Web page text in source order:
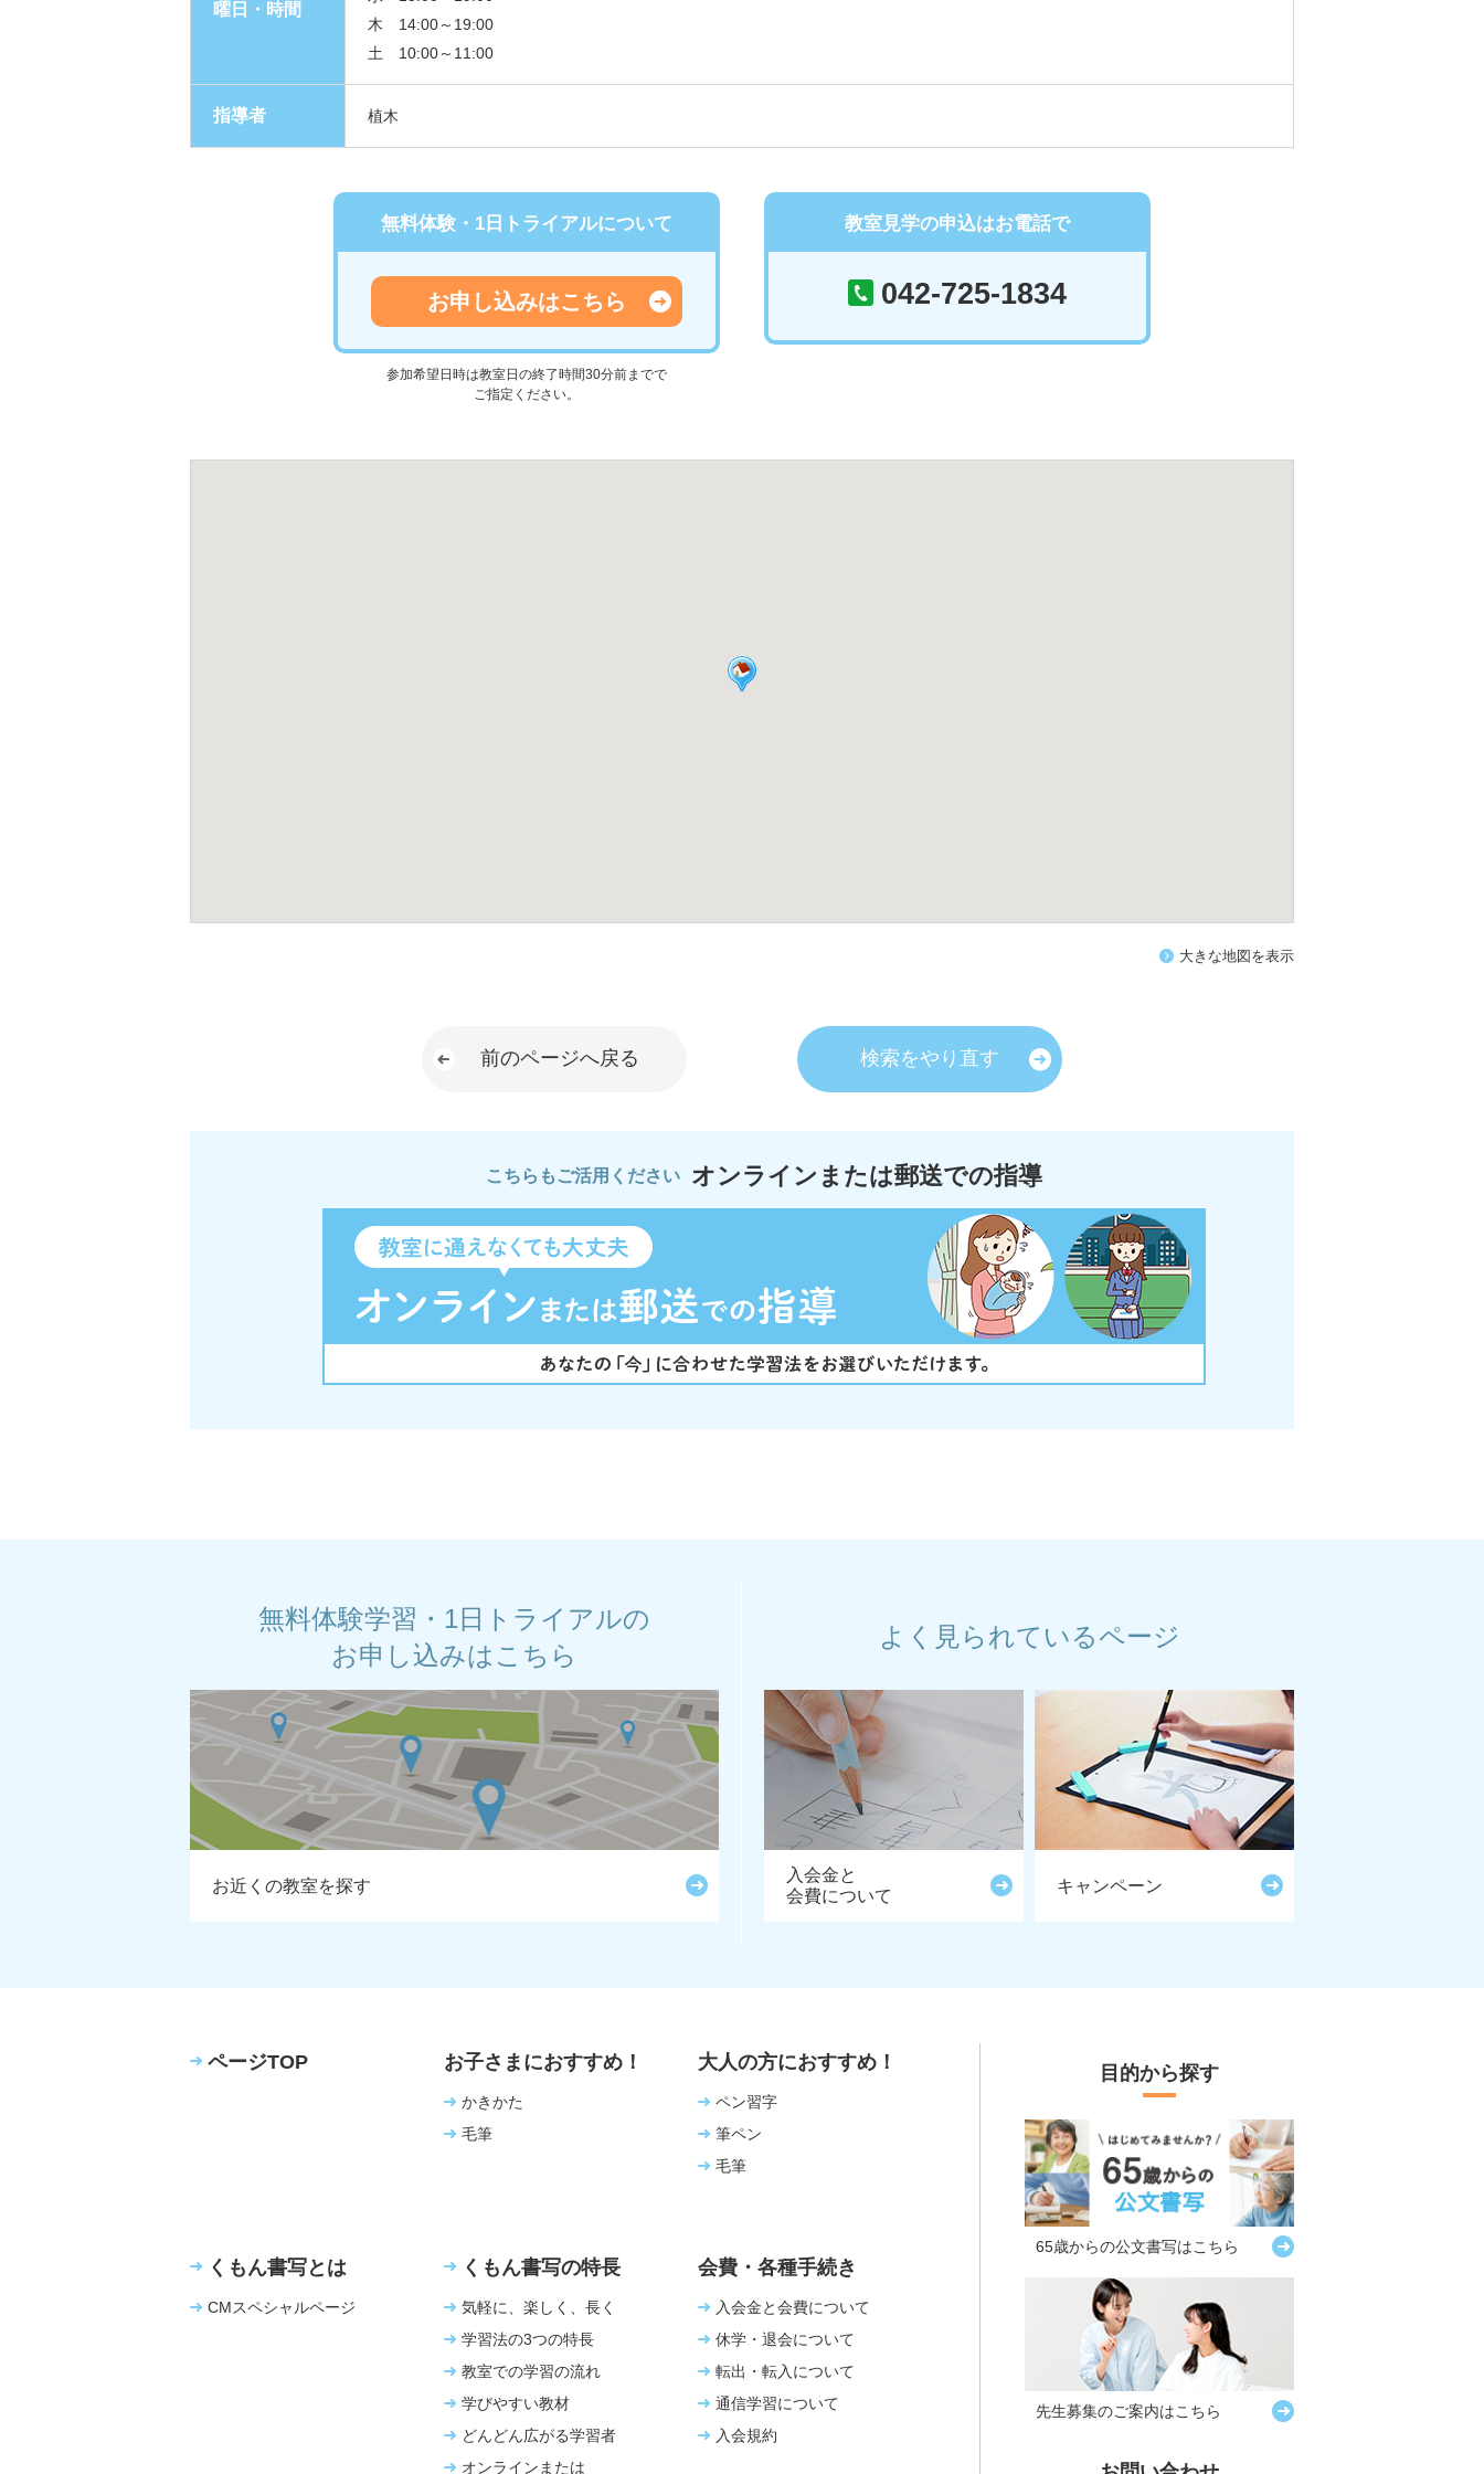
曜日・時間
木 14:00～19:00
土 10:00～11:00
指導者 植木
無料体験・1日トライアルについて
お申し込みはこちら
参加希望日時は教室日の終了時間30分前までで
ご指定ください。
教室見学の申込はお電話で
042-725-1834
大きな地図を表示
前のページへ戻る 検索をやり直す
こちらもご活用ください オンラインまたは郵送での指導
無料体験学習・1日トライアルの
お申し込みはこちら
お近くの教室を探す
よく見られているページ
入会金と
会費について
キャンペーン
ページTOP お子さまにおすすめ！
かきかた
毛筆
大人の方におすすめ！
ペン習字
筆ペン
毛筆
くもん書写とは
CMスペシャルページ
くもん書写の特長
気軽に、楽しく、長く
学習法の3つの特長
教室での学習の流れ
学びやすい教材
どんどん広がる学習者
オンラインまたは
会費・各種手続き
入会金と会費について
休学・退会について
転出・転入について
通信学習について
入会規約
目的から探す
65歳からの公文書写はこちら
先生募集のご案内はこちら